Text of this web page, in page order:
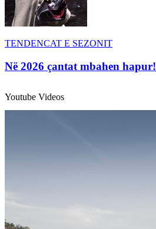
TENDENCAT E SEZONIT
Në 2026 çantat mbahen hapur!
Youtube Videos